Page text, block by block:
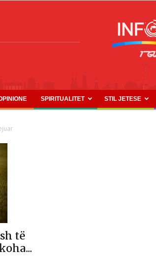
SPIRITUALITET STIL JETESE
të